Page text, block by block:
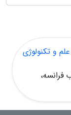
علم و تکنولوژی